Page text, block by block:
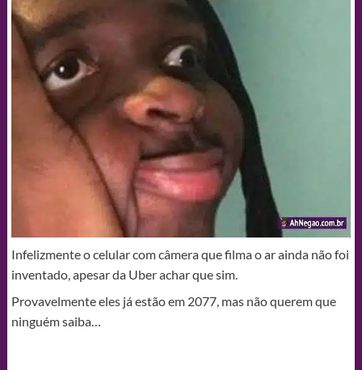
Infelizmente o celular com câmera que filma o ar ainda não foi
inventado, apesar da Uber achar que sim.
Provavelmente eles já estão em 2077, mas não querem que
ninguém saiba…